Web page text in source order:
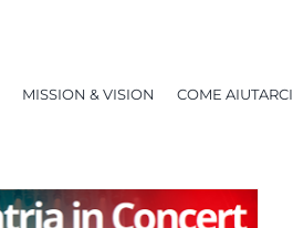
MISSION & VISION COME AIUTARCI